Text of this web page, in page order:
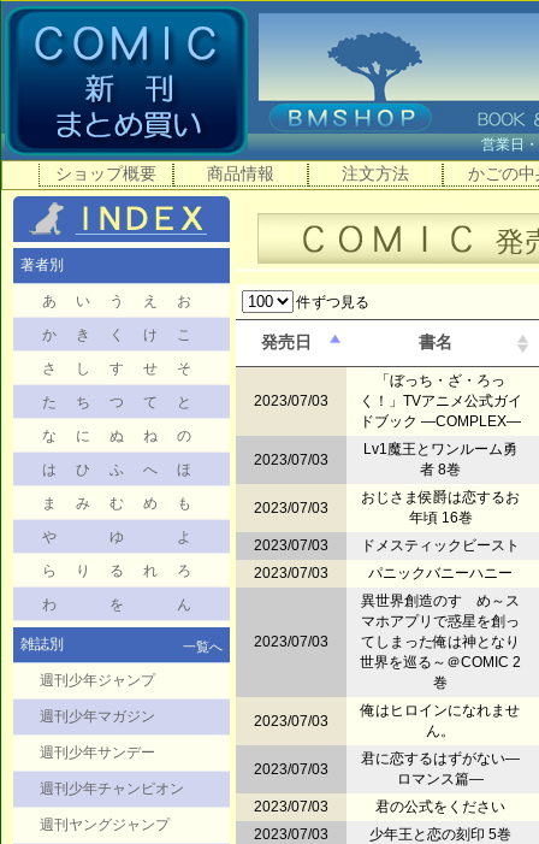
営業
ショップ概要 商品情報 注文方法 かごの中
著者別
あ い う え
お
か
き く け
こ
さ
し す せ
そ
た
ち つ て
と
な
に ぬ ね
の
は
ひ ふ へ
ほ
ま
み む め
も
や
ゆ
よ
ら
り る れ
ろ
わ
を ん
雑誌別 一覧へ
週刊少年ジャンプ
週刊少年マガジン
週刊少年サンデー
週刊少年チャンピオン
週刊ヤングジャンプ
件ずつ見る
発売日 書名
2023/07/03
「ぼっち・ざ・ろっ
く！」TVアニメ公式ガイ
ドブック ―COMPLEX―
2023/07/03
Lv1魔王とワンルーム勇
者 8巻
2023/07/03
おじさま侯爵は恋するお
年頃 16巻
2023/07/03
ドメスティックビースト
2023/07/03
パニックバニーハニー
2023/07/03
異世界創造のすゝめ～ス
マホアプリで惑星を創っ
てしまった俺は神となり
世界を巡る～＠COMIC 2
巻
2023/07/03
俺はヒロインになれませ
ん。
2023/07/03
君に恋するはずがない―
ロマンス篇―
2023/07/03
君の公式をください
2023/07/03
少年王と恋の刻印 5巻